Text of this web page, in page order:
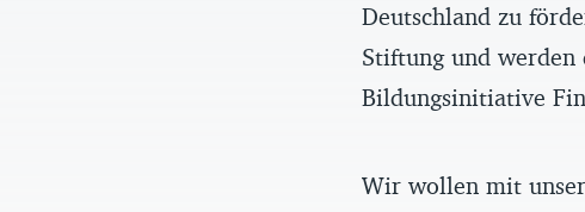
Deutschland zu
Stiftung und
Bildungsinitiative
Wir wollen mit